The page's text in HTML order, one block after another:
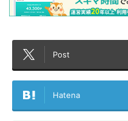
Post
Hatena